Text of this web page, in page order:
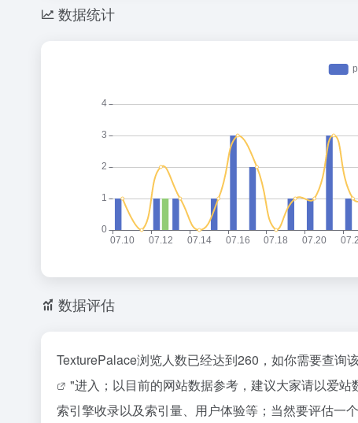
数据统计
数据评估
TexturePalace浏览人数已经达到260，如你需要查询
"进入；以目前的网站数据参考，建议大家请以爱
索引擎收录以及索引量、用户体验等；当然要评估一